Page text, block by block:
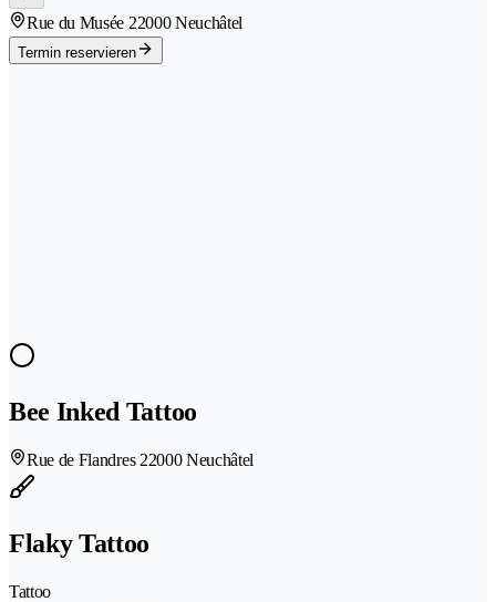
Rue du Musée 22000 Neuchâtel
Termin reservieren
Bee Inked Tattoo
Rue de Flandres 22000 Neuchâtel
Flaky Tattoo
Tattoo